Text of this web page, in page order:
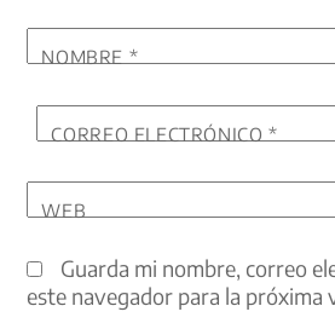
NOMBRE *
CORREO ELECTRÓNICO*
WEB
Guarda mi nombre, correo
este navegador para la próxima